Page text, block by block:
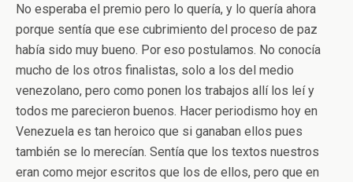
No esperaba el premio pero lo quería, y lo quería ahora
porque sentía que ese cubrimiento del proceso de paz
había sido muy bueno. Por eso postulamos. No conocía
mucho de los otros finalistas, solo a los del medio
venezolano, pero como ponen los trabajos allí los leí y
todos me parecieron buenos. Hacer periodismo hoy en
Venezuela es tan heroico que si ganaban ellos pues
también se lo merecían. Sentía que los textos nuestros
eran como mejor escritos que los de ellos, pero que en